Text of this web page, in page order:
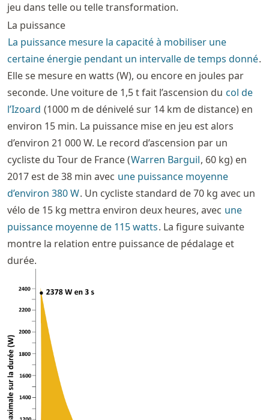
jeu dans telle ou telle transformation.
La puissance
La puissance mesure la capacité à mobiliser une
certaine énergie pendant un intervalle de temps donné.
Elle se mesure en watts (W), ou encore en joules par
seconde. Une voiture de 1,5 t fait l’ascension du col de
l’Izoard (1000 m de dénivelé sur 14 km de distance) en
environ 15 min. La puissance mise en jeu est alors
d’environ 21 000 W. Le record d’ascension par un
cycliste du Tour de France (Warren Barguil, 60 kg) en
2017 est de 38 min avec une puissance moyenne
d’environ 380 W. Un cycliste standard de 70 kg avec un
vélo de 15 kg mettra environ deux heures, avec une
puissance moyenne de 115 watts. La figure suivante
montre la relation entre puissance de pédalage et
durée.